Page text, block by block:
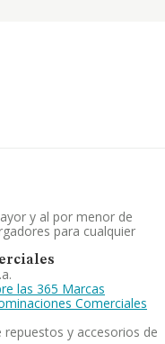
y al por menor de
para cualquier
las 365 Marcas
Comerciales
y accesorios de